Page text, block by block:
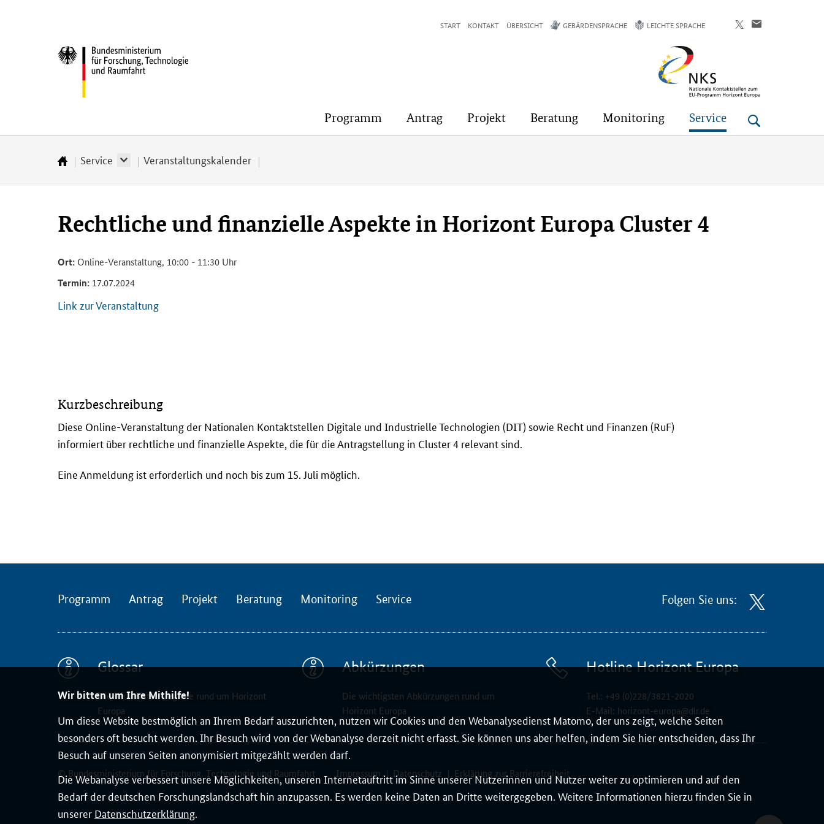
Wir bitten um Ihre Mithilfe!
Um diese Website bestmöglich an Ihrem Bedarf auszurichten, nutzen wir Cookies und den Webanalysedienst Matomo, der uns zeigt, welche Seiten
besonders oft besucht werden. Ihr Besuch wird von der Webanalyse derzeit nicht erfasst. Sie können uns aber helfen, indem Sie hier entscheiden, dass Ihr
Besuch auf unseren Seiten anonymisiert mitgezählt werden darf.
Die Webanalyse verbessert unsere Möglichkeiten, unseren Internetauftritt im Sinne unserer Nutzerinnen und Nutzer weiter zu optimieren und auf den
Bedarf der deutschen Forschungslandschaft hin anzupassen. Es werden keine Daten an Dritte weitergegeben. Weitere Informationen hierzu finden Sie in
unserer Datenschutzerklärung.
(Eingabetaste)
(Eingabetaste)
(Eingabetaste)
START KONTAKT ÜBERSICHT GEBÄRDENSPRACHE LEICHTE SPRACHE
Bundesministerium
und
Raumfahrt
Horizont
Europa
Programm Antrag Projekt Beratung Monitoring Service
Startseite
Service Veranstaltungskalender
Rechtliche und finanzielle Aspekte in Horizont Europa Cluster 4
Ort: Online-Veranstaltung, 10:00 - 11:30 Uhr
Termin: 17.07.2024
Link zur Veranstaltung
i
e
s
O
e
a
s
a
t
u
n
g
v
Kurzbeschreibung
Diese Online-Veranstaltung der Nationalen Kontaktstellen Digitale und Industrielle Technologien (DIT) sowie Recht und Finanzen (RuF)
informiert über rechtliche und finanzielle Aspekte, die für die Antragstellung in Cluster4 relevant sind.
Eine Anmeldung ist erforderlich und noch bis zum 15. Juli möglich.
Programm Antrag Projekt Beratung Monitoring Service Folgen Sie uns:
Glossar
Die wichtigsten Begriffe rund um Horizont
Europa
Abkürzungen
Die wichtigsten Abkürzungen rund um
Horizont Europa
Hotline Horizont Europa
Tel.: +49 (0)228/3821-2020
E-Mail: horizont-europa@dlr.de
© Bundesministerium für Forschung, Technologie und Raumfahrt Impressum Datenschutz Erklärung zur Barrierefreiheit